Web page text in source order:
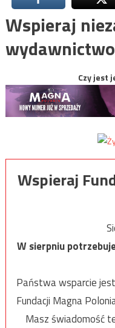
Wspieraj
Czy jest
Wspieraj
W sierpniu
Państwa wsparcie
Fundacji Magna
Masz świadomość